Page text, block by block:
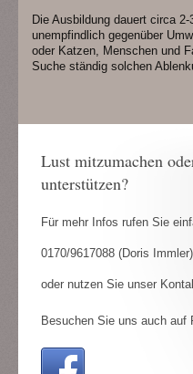
Die Ausbildung dauert circa
unempfindlich gegenüber
oder Katzen, Menschen und
Suche ständig solchen
Lust mitzumachen
unterstützen?
Für mehr Infos rufen Sie
0170/9617088 (Doris Immler)
oder nutzen Sie unser
Besuchen Sie uns auch auf